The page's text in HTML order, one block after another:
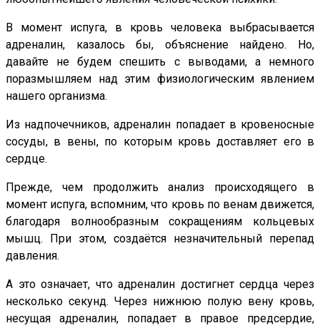
В момент испуга, в кровь человека выбрасывается
адреналин, казалось бы, объяснение найдено. Но,
давайте не будем спешить с выводами, а немного
поразмышляем над этим физиологическим явлением
нашего организма.
Из надпочечников, адреналин попадает в кровеносные
сосуды, в вены, по которым кровь доставляет его в
сердце.
Прежде, чем продолжить анализ происходящего в
момент испуга, вспомним, что кровь по венам движется,
благодаря волнообразным сокращениям кольцевых
мышц. При этом, создаётся незначительный перепад
давления.
А это означает, что адреналин достигнет сердца через
несколько секунд. Через нижнюю полую вену кровь,
несущая адреналин, попадает в правое предсердие,